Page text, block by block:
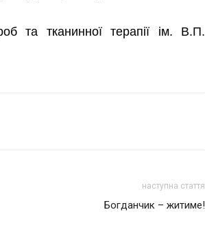
та тканинної терапії ім. В.П.
наступна стаття
Богданчик – житиме!